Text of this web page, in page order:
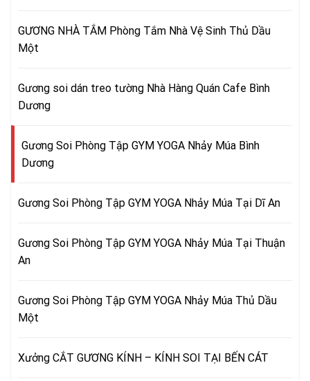
GƯƠNG NHÀ TẮM Phòng Tắm Nhà Vệ Sinh Thủ Dầu
Một
Gương soi dán treo tường Nhà Hàng Quán Cafe Bình
Dương
Gương Soi Phòng Tập GYM YOGA Nhảy Múa Bình
Dương
Gương Soi Phòng Tập GYM YOGA Nhảy Múa Tại Dĩ An
Gương Soi Phòng Tập GYM YOGA Nhảy Múa Tại Thuận
An
Gương Soi Phòng Tập GYM YOGA Nhảy Múa Thủ Dầu
Một
Xưởng CẮT GƯƠNG KÍNH – KÍNH SOI TẠI BẾN CÁT